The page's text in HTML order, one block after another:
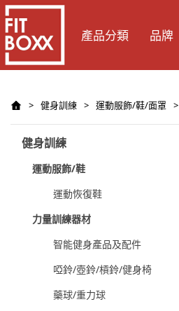
產品分類 品牌
> 健身訓練 > 運動服飾/鞋/面罩 >
健身訓練
運動服飾/鞋
運動恢復鞋
力量訓練器材
智能健身產品及配件
啞鈴/壺鈴/槓鈴/健身椅
藥球/重力球